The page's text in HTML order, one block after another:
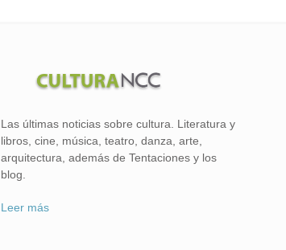
Las últimas noticias sobre cultura. Literatura y
libros, cine, música, teatro, danza, arte,
arquitectura, además de Tentaciones y los
blog.
Leer más